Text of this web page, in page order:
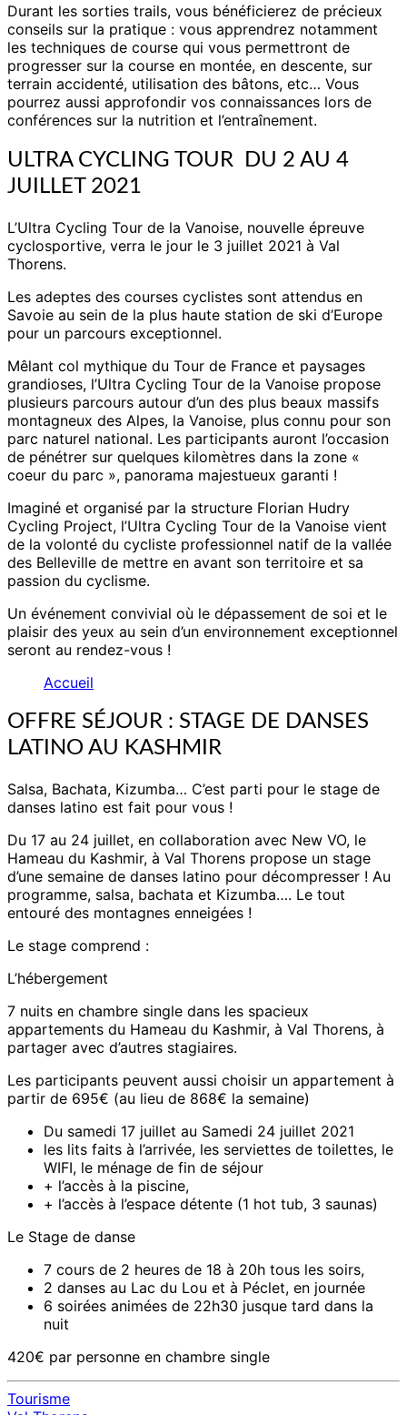
Durant les sorties trails, vous bénéficierez de précieux
conseils sur la pratique : vous apprendrez notamment
les techniques de course qui vous permettront de
progresser sur la course en montée, en descente, sur
terrain accidenté, utilisation des bâtons, etc… Vous
pourrez aussi approfondir vos connaissances lors de
conférences sur la nutrition et l’entraînement.
ULTRA CYCLING TOUR DU 2 AU 4
JUILLET 2021
L’Ultra Cycling Tour de la Vanoise, nouvelle épreuve
cyclosportive, verra le jour le 3 juillet 2021 à Val
Thorens.
Les adeptes des courses cyclistes sont attendus en
Savoie au sein de la plus haute station de ski d’Europe
pour un parcours exceptionnel.
Mêlant col mythique du Tour de France et paysages
grandioses, l’Ultra Cycling Tour de la Vanoise propose
plusieurs parcours autour d’un des plus beaux massifs
montagneux des Alpes, la Vanoise, plus connu pour son
parc naturel national. Les participants auront l’occasion
de pénétrer sur quelques kilomètres dans la zone «
coeur du parc », panorama majestueux garanti !
Imaginé et organisé par la structure Florian Hudry
Cycling Project, l’Ultra Cycling Tour de la Vanoise vient
de la volonté du cycliste professionnel natif de la vallée
des Belleville de mettre en avant son territoire et sa
passion du cyclisme.
Un événement convivial où le dépassement de soi et le
plaisir des yeux au sein d’un environnement exceptionnel
seront au rendez-vous !
Accueil
OFFRE SÉJOUR : STAGE DE DANSES
LATINO AU KASHMIR
Salsa, Bachata, Kizumba… C’est parti pour le stage de
danses latino est fait pour vous !
Du 17 au 24 juillet, en collaboration avec New VO, le
Hameau du Kashmir, à Val Thorens propose un stage
d’une semaine de danses latino pour décompresser ! Au
programme, salsa, bachata et Kizumba…. Le tout
entouré des montagnes enneigées !
Le stage comprend :
L’hébergement
7 nuits en chambre single dans les spacieux
appartements du Hameau du Kashmir, à Val Thorens, à
partager avec d’autres stagiaires.
Les participants peuvent aussi choisir un appartement à
partir de 695€ (au lieu de 868€ la semaine)
Du samedi 17 juillet au Samedi 24 juillet 2021
les lits faits à l’arrivée, les serviettes de toilettes, le
WIFI, le ménage de fin de séjour
+ l’accès à la piscine,
+ l’accès à l’espace détente (1 hot tub, 3 saunas)
Le Stage de danse
7 cours de 2 heures de 18 à 20h tous les soirs,
2 danses au Lac du Lou et à Péclet, en journée
6 soirées animées de 22h30 jusque tard dans la
nuit
420€ par personne en chambre single
Tourisme